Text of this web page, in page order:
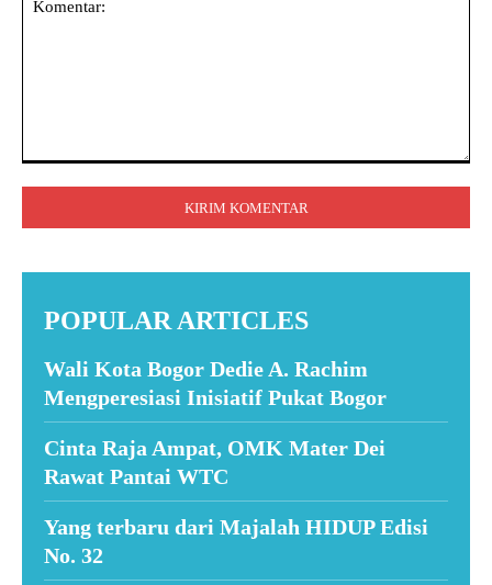
POPULAR ARTICLES
Wali Kota Bogor Dedie A. Rachim
Mengperesiasi Inisiatif Pukat Bogor
Cinta Raja Ampat, OMK Mater Dei
Rawat Pantai WTC
Yang terbaru dari Majalah HIDUP Edisi
No. 32